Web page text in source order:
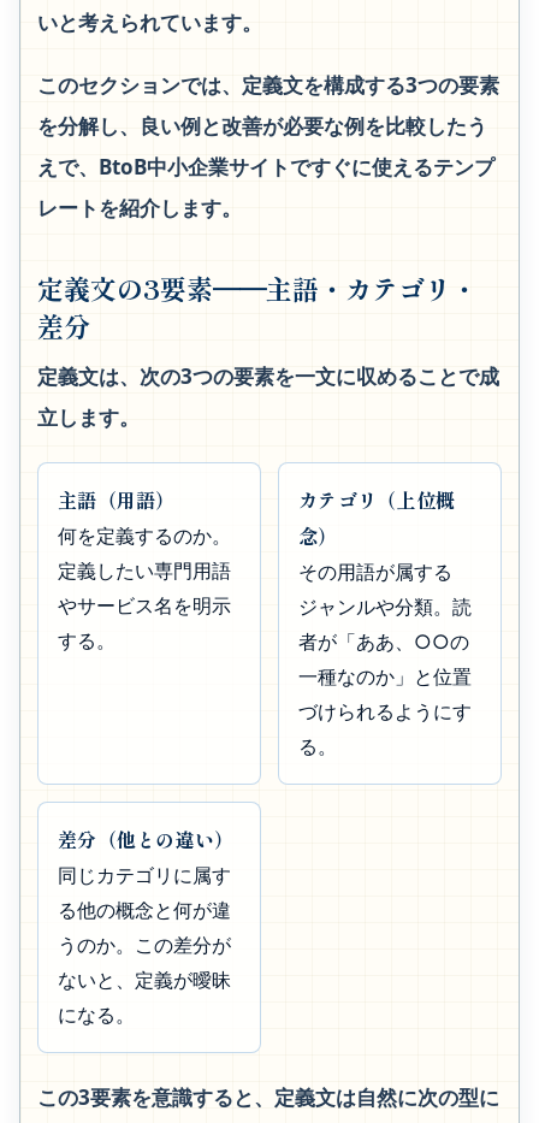
いと考えられています。
このセクションでは、定義文を構成する3つの要素
を分解し、良い例と改善が必要な例を比較したう
えで、BtoB中小企業サイトですぐに使えるテンプ
レートを紹介します。
定義文の3要素──主語・カテゴリ・
差分
定義文は、次の3つの要素を一文に収めることで成
立します。
主語（用語）
何を定義するのか。
定義したい専門用語
やサービス名を明示
する。
カテゴリ（上位概
念）
その用語が属する
ジャンルや分類。読
者が「ああ、○○の
一種なのか」と位置
づけられるようにす
る。
差分（他との違い）
同じカテゴリに属す
る他の概念と何が違
うのか。この差分が
ないと、定義が曖昧
になる。
この3要素を意識すると、定義文は自然に次の型に